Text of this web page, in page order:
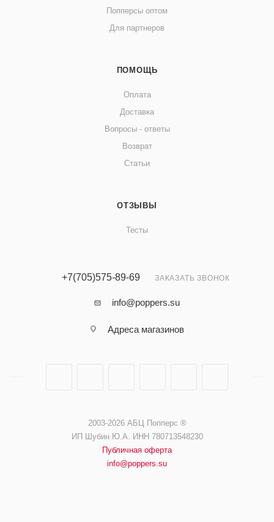
Попперсы оптом
Для партнеров
ПОМОЩЬ
Оплата
Доставка
Вопросы - ответы
Возврат
Статьи
ОТЗЫВЫ
Тесты
+7(705)575-89-69 ЗАКАЗАТЬ ЗВОНОК
info@poppers.su
Адреса магазинов
2003-2026 АБЦ Попперс ®️️
ИП Шубин Ю.А. ИНН 780713548230
Публичная оферта
info@poppers.su